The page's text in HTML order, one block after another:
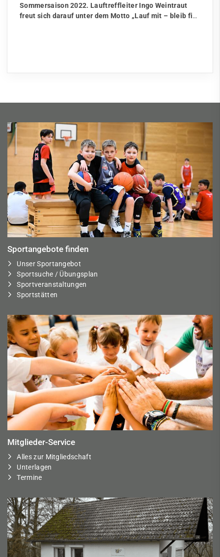
Sommersaison 2022. Lauftreffleiter Ingo Weintraut
freut sich darauf unter dem Motto „Lauf mit – bleib fi…
Sportangebote finden
Unser Sportangebot
Sportsuche / Übungsplan
Sportveranstaltungen
Sportstätten
Mitglieder-Service
Alles zur Mitgliedschaft
Unterlagen
Termine